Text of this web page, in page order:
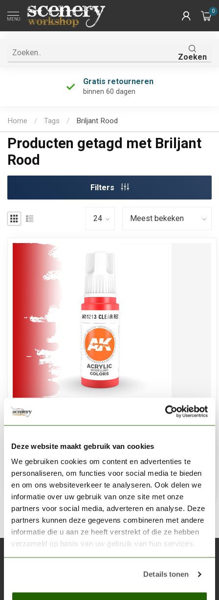
Deze website maakt gebruik van cookies
We gebruiken cookies om content en advertenties te
personaliseren, om functies voor social media te bieden
en om ons websiteverkeer te analyseren. Ook delen we
informatie over uw gebruik van onze site met onze
partners voor social media, adverteren en analyse. Deze
partners kunnen deze gegevens combineren met andere
informatie die u aan ze heeft verstrekt of die ze hebben
verzameld op basis van uw gebruik van hun services.
Details tonen
MENU
0
Zoeken
Gratis retourneren
binnen 60 dagen
Home / Tags / Briljant Rood
Producten getagd met Briljant
Rood
Filters
AK INTERACTIVE
Clear Red Acrylic Modelling Colors - 17ml - AK11213
€2,75
Op voorraad
Abonneer je op onze nieuwsbrief
Blijf op de hoogte over onze laatste acties